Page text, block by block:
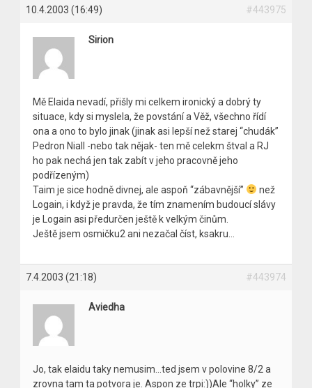
10.4.2003 (16:49) #443975
Sirion
Mě Elaida nevadí, přišly mi celkem ironický a dobrý ty
situace, kdy si myslela, že povstání a Věž, všechno řídí
ona a ono to bylo jinak (jinak asi lepší než starej “chudák”
Pedron Niall -nebo tak nějak- ten mě celekm štval a RJ
ho pak nechá jen tak zabít v jeho pracovně jeho
podřízeným)
Taim je sice hodně divnej, ale aspoň “zábavnější”
než
Logain, i když je pravda, že tím znamením budoucí slávy
je Logain asi předurčen ještě k velkým činům.
Ještě jsem osmičku2 ani nezačal číst, ksakru…
7.4.2003 (21:18) #443974
Aviedha
Jo, tak elaidu taky nemusim…ted jsem v polovine 8/2 a
zrovna tam ta potvora je. Aspon ze trpi:))Ale “holky” ze